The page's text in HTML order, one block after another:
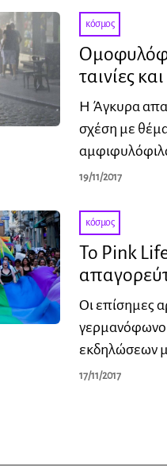
κόσμος
ταινίες
H Άγκυρα
σχέση με
19/11/2017
κόσμος
Το Pink
Οι επίσημες
γερμανόφωνο
εκδηλώσεων
17/11/2017